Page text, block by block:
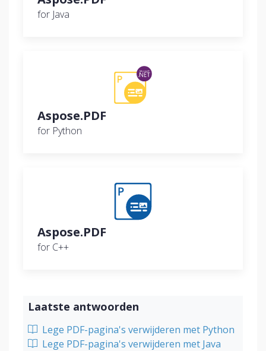
for Java
Aspose.PDF
for Python
Aspose.PDF
for C++
Laatste antwoorden
Lege PDF-pagina's verwijderen met Python
Lege PDF-pagina's verwijderen met Java